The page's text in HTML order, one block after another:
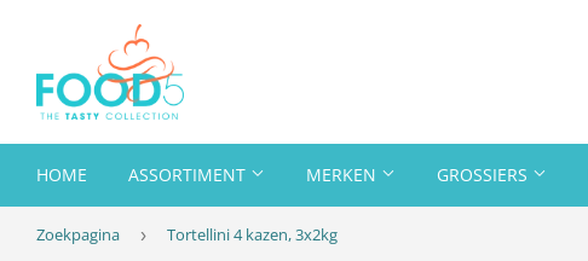
HOME ASSORTIMENT MERKEN GROSSIERS
Zoekpagina › Tortellini 4 kazen, 3x2kg